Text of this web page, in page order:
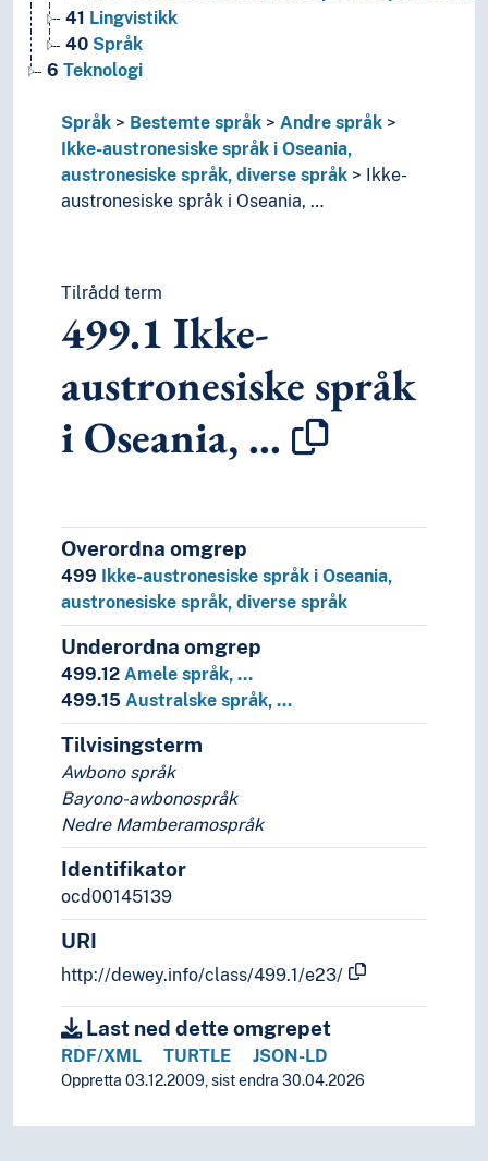
41 Lingvistikk
40 Språk
6 Teknologi
Språk Bestemte språk
Andre språk
Ikke-austronesiske språk i Oseania,
austronesiske språk, diverse språk
Ikke-
austronesiske språk i Oseania, …
Tilrådd term
499.1 Ikke-
austronesiske språk
i Oseania, …
Overordna omgrep
499
Ikke-austronesiske språk i Oseania,
austronesiske språk, diverse språk
Underordna omgrep
499.12 Amele språk, …
499.15 Australske språk, …
Tilvisingsterm
Awbono språk
Bayono-awbonospråk
Nedre Mamberamospråk
Identifikator
ocd00145139
URI
http://dewey.info/class/499.1/e23/
Last ned dette omgrepet
RDF/XML TURTLE JSON-LD
Oppretta 03.12.2009, sist endra 30.04.2026